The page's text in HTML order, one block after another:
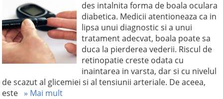
des intalnita forma de boala oculara
diabetica. Medicii atentioneaza ca in
lipsa unui diagnostic si a unui
tratament adecvat, boala poate sa
duca la pierderea vederii. Riscul de
retinopatie creste odata cu
inaintarea in varsta, dar si cu nivelul
de scazut al glicemiei si al tensiunii arteriale. De aceea,
este » Mai mult